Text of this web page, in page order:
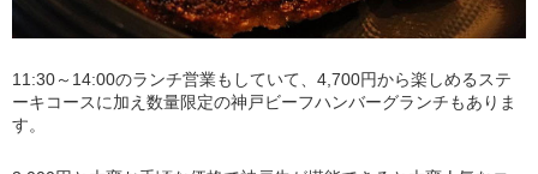
11:30～14:00のランチ営業もしていて、4,700円から楽しめるステ
ーキコースに加え数量限定の神戸ビーフハンバーグランチもありま
す。